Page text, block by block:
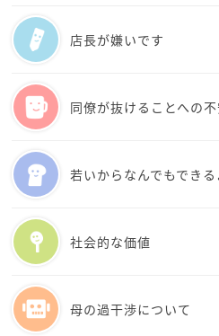
ん！拝読しながら腹が立って
らどうするか考えながら書い
をお祈りしています。
まりおすすめできません。
相手からすると突然責められ
可能性があります。
主人と夫婦としての線引きを
す。
例えば、
・送迎は月○回まで
・深夜送迎はしない
・家族予定を優先する
・ガソリン代や高速代は負担
店長が嫌いです
同僚が抜けることへの
若いからなんでもできる
社会的な価値
母の過干渉について